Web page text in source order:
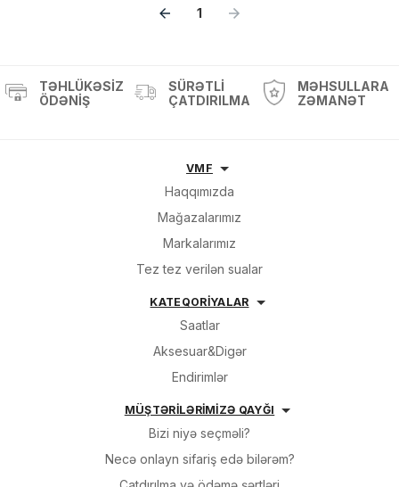
1
(0)
Sifarişi rəsmiləşdir
Alış-verişə davam et
OK
TƏHLÜKƏSIZ
ÖDƏNIŞ
SÜRƏTLI
ÇATDIRILMA
MƏHSULLARA
ZƏMANƏT
VMF
Haqqımızda
Mağazalarımız
Markalarımız
Tez tez verilən sualar
KATEQORİYALAR
Saatlar
Aksesuar&Digər
Endirimlər
MÜŞTƏRİLƏRİMİZƏ QAYĞI
Bizi niyə seçməli?
Necə onlayn sifariş edə bilərəm?